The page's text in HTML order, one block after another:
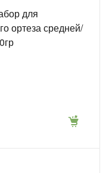
для
ортеза средней/